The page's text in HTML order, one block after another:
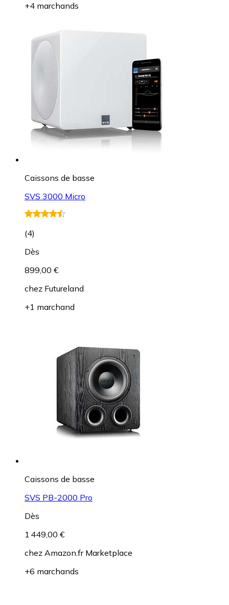
+4 marchands
Caissons de basse
SVS 3000 Micro
(4)
Dès
899,00 €
chez Futureland
+1 marchand
Caissons de basse
SVS PB-2000 Pro
Dès
1 449,00 €
chez Amazon.fr Marketplace
+6 marchands